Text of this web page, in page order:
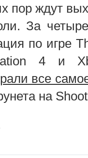
пор ждут
За
по игре
4 и
все
на